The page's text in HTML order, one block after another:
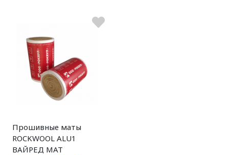
Прошивные маты
ROCKWOOL ALU1
ВАЙРЕД МАТ